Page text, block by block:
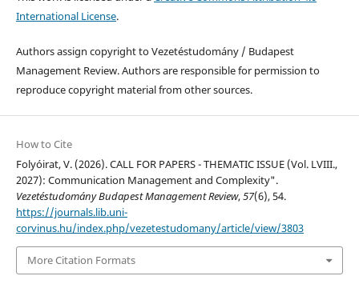
International License.
Authors assign copyright to Vezetéstudomány / Budapest
Management Review. Authors are responsible for permission to
reproduce copyright material from other sources.
How to Cite
Folyóirat, V. (2026). CALL FOR PAPERS - THEMATIC ISSUE (Vol. LVIII.,
2027): Communication Management and Complexity".
Vezetéstudomány Budapest Management Review,57(6), 54.
https://journals.lib.uni-
corvinus.hu/index.php/vezetestudomany/article/view/3803
More Citation Formats